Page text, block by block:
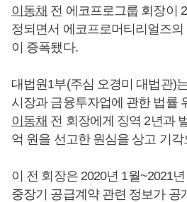
이동채 전 에코프로그룹 회장이
정되면서 에코프로머티리얼즈
이 증폭됐다.
대법원1부(주심 오경미 대법관)
시장과 금융투자업에 관한 법률
이동채 전 회장에게 징역 2년과
억 원을 선고한 원심을 상고 기
이 전 회장은 2020년 1월~2021
중장기 공급계약 관련 정보가 공